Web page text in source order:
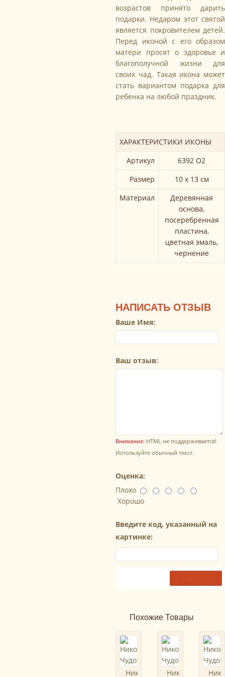
возрастов принято дарить
подарки. Недаром этот святой
является покровителем детей.
Перед иконой с его образом
матери просят о здоровье и
благополучной жизни для
своих чад. Такая икона может
стать вариантом подарка для
ребенка на любой праздник.
ХАРАКТЕРИСТИКИ ИКОНЫ
Артикул
6392 О2
Размер
10 х 13 см
Материал
Деревянная
основа,
посеребренная
пластина,
цветная эмаль,
чернение
НАПИСАТЬ ОТЗЫВ
Ваше Имя:
Ваш отзыв:
Внимание: HTML не поддерживается!
Используйте обычный текст.
Оценка:
Плохо
Хорошо
Введите код, указанный на
картинке:
Похожие Товары
Николай
Николай